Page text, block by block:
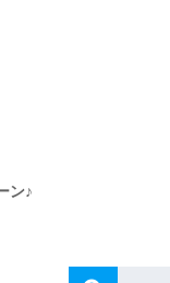
ン♪